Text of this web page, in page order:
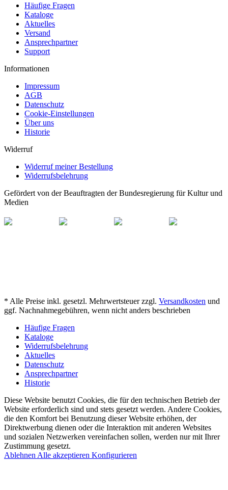
Häufige Fragen
Kataloge
Aktuelles
Versand
Ansprechpartner
Support
Informationen
Impressum
AGB
Datenschutz
Cookie-Einstellungen
Über uns
Historie
Widerruf
Widerruf meiner Bestellung
Widerrufsbelehrung
Gefördert von der Beauftragten der Bundesregierung für Kultur und
Medien
* Alle Preise inkl. gesetzl. Mehrwertsteuer zzgl. Versandkosten und
ggf. Nachnahmegebühren, wenn nicht anders beschrieben
Häufige Fragen
Kataloge
Widerrufsbelehrung
Aktuelles
Datenschutz
Ansprechpartner
Historie
Diese Website benutzt Cookies, die für den technischen Betrieb der
Website erforderlich sind und stets gesetzt werden. Andere Cookies,
die den Komfort bei Benutzung dieser Website erhöhen, der
Direktwerbung dienen oder die Interaktion mit anderen Websites
und sozialen Netzwerken vereinfachen sollen, werden nur mit Ihrer
Zustimmung gesetzt.
Ablehnen Alle akzeptieren Konfigurieren